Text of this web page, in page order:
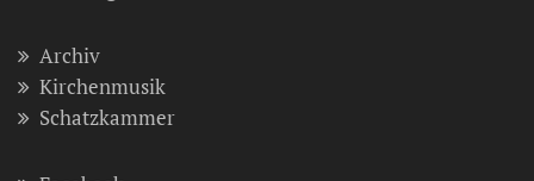
Archiv
Kirchenmusik
Schatzkammer